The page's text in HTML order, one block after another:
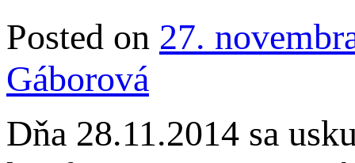
Posted on 27.
Gáborová
Dňa 28.11.2014 sa